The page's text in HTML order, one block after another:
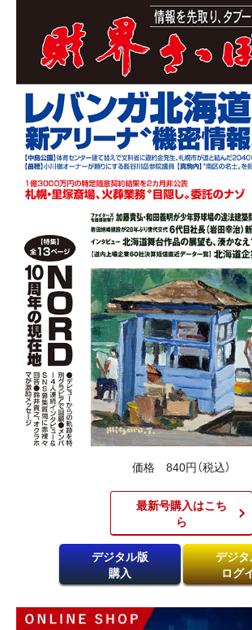
価格 840円（税込）
最新号購入はこち
ら​
デジタル版
購入
デジ
ログ